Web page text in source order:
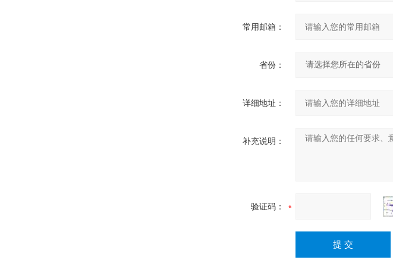
常用邮箱：
省份：
详细地址：
补充说明：
验证码：